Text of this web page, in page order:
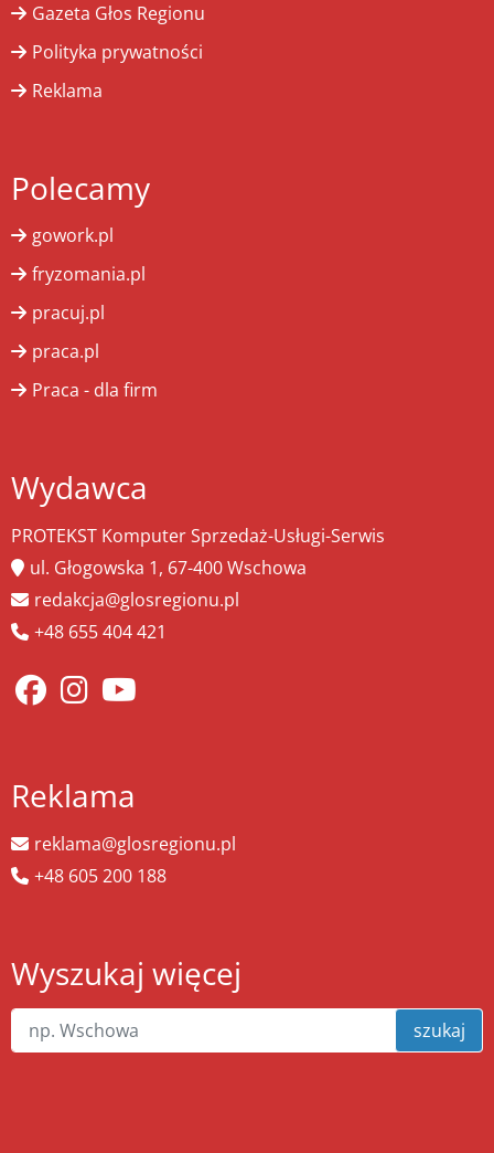
Gazeta Głos Regionu
Polityka prywatności
Reklama
Polecamy
gowork.pl
fryzomania.pl
pracuj.pl
praca.pl
Praca - dla firm
Wydawca
PROTEKST Komputer Sprzedaż-Usługi-Serwis
ul. Głogowska 1, 67-400 Wschowa
redakcja@glosregionu.pl
+48 655 404 421
Reklama
reklama@glosregionu.pl
+48 605 200 188
Wyszukaj więcej
szukaj